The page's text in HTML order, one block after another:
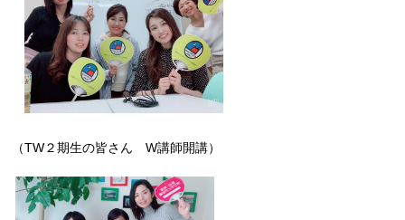
（TW２期生の皆さん W講師開講）